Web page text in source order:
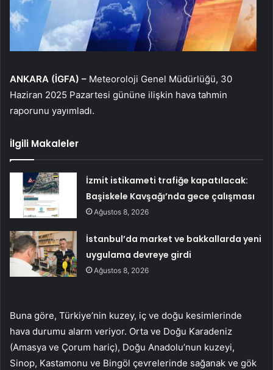
ANKARA (İGFA) – Meteoroloji Genel Müdürlüğü, 30
Haziran 2025 Pazartesi gününe ilişkin hava tahmin
raporunu yayımladı.
İlgili Makaleler
İzmit istikameti trafiğe kapatılacak:
Başiskele Kavşağı’nda gece çalışması
Ağustos 8, 2026
İstanbul’da market ve bakkallarda yeni
uygulama devreye girdi
Ağustos 8, 2026
Buna göre, Türkiye’nin kuzey, iç ve doğu kesimlerinde
hava durumu alarm veriyor. Orta ve Doğu Karadeniz
(Amasya ve Çorum hariç), Doğu Anadolu’nun kuzeyi,
Sinop, Kastamonu ve Bingöl çevrelerinde sağanak ve gök